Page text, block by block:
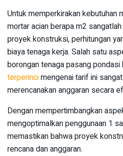
Untuk memperkirakan kebutuhan
mortar acian berapa m2
proyek konstruksi, perhitungan
biaya tenaga kerja. Salah satu
borongan tenaga pasang pondasi
terperincimengenai tarif ini
merencanakan anggaran secara
Dengan mempertimbangkan
mengoptimalkan penggunaan 1
memastikan bahwa proyek
rencana dan anggaran.